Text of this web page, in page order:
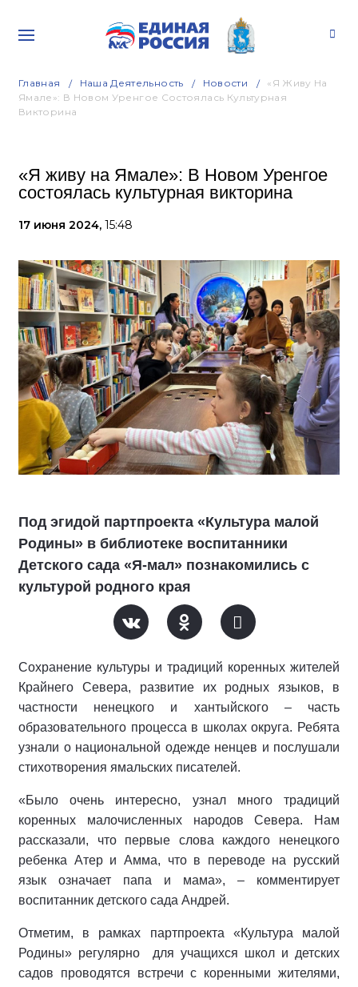
Главная Наша Деятельность Новости
«Я Живу На
Ямале»: В Новом Уренгое Состоялась Культурная
Викторина
«Я живу на Ямале»: В Новом Уренгое
состоялась культурная викторина
17 июня 2024, 15:48
Под эгидой партпроекта «Культура малой
Родины» в библиотеке воспитанники
Детского сада «Я-мал» познакомились с
культурой родного края
Сохранение культуры и традиций коренных жителей
Крайнего Севера, развитие их родных языков, в
частности ненецкого и хантыйского – часть
образовательного процесса в школах округа. Ребята
узнали о национальной одежде ненцев и послушали
стихотворения ямальских писателей.
«Было очень интересно, узнал много традиций
коренных малочисленных народов Севера. Нам
рассказали, что первые слова каждого ненецкого
ребенка Атер и Амма, что в переводе на русский
язык означает папа и мама», – комментирует
воспитанник детского сада Андрей.
Отметим, в рамках партпроекта «Культура малой
Родины» регулярно
для учащихся школ и детских
садов проводятся встречи с коренными жителями,